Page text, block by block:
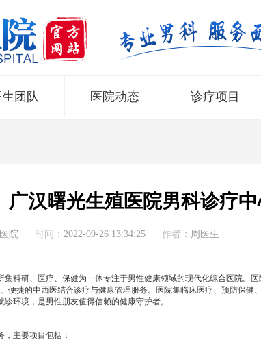
生团队 医院动态 诊疗项目
广汉曙光生殖医院男科诊疗
院 时间： 2022-09-26 13:34:25 作者： 周医生
科研、医疗、保健为一体专注于男性健康领域的现代化综合医院。
便捷的中西医结合诊疗与健康管理服务。医院集临床医疗、预防保健
环境，是男性朋友值得信赖的健康守护者。
主要项目包括：